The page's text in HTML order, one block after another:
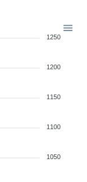
1250
1200
1150
1100
1050